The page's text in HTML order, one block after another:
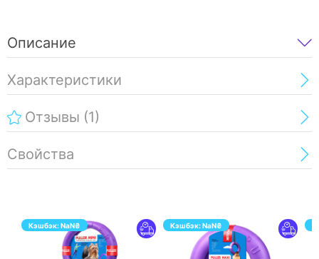
Описание
Характеристики
Отзывы (1)
Свойства
Кэшбэк:NaN₴ Кэшбэк:NaN₴